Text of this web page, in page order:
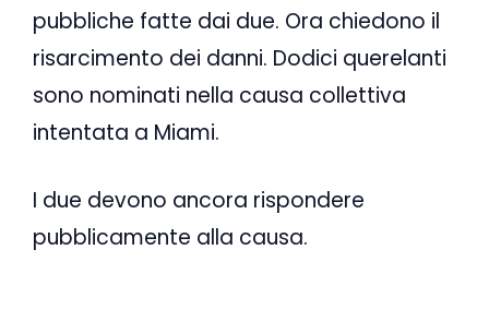
pubbliche fatte dai due. Ora chiedono il
risarcimento dei danni. Dodici querelanti
sono nominati nella causa collettiva
intentata a Miami.
I due devono ancora rispondere
pubblicamente alla causa.